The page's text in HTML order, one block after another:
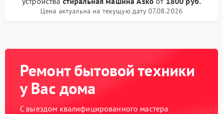
Цена актуальна на текущую дату 07.08.2026
Ремонт бытовой техники
у Вас дома
С выездом квалифицированного мастера